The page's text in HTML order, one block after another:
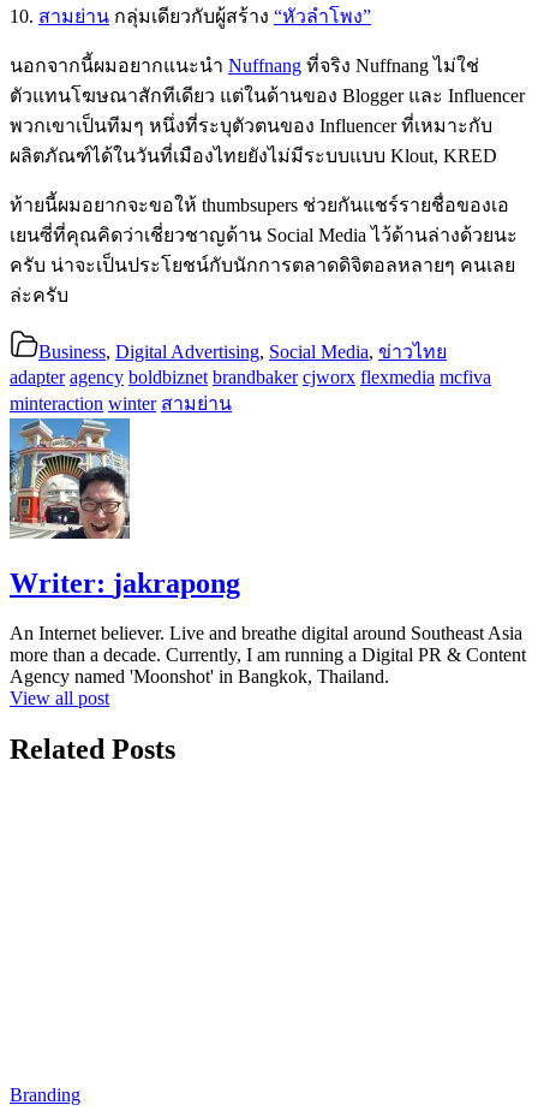
10. สามย่าน กลุ่มเดียวกับผู้สร้าง “หัวลำโพง”
นอกจากนี้ผมอยากแนะนำ Nuffnang ที่จริง Nuffnang ไม่ใช่
ตัวแทนโฆษณาสักทีเดียว แต่ในด้านของ Blogger และ Influencer
พวกเขาเป็นทีมๆ หนึ่งที่ระบุตัวตนของ Influencer ที่เหมาะกับ
ผลิตภัณฑ์ได้ในวันที่เมืองไทยยังไม่มีระบบแบบ Klout, KRED
ท้ายนี้ผมอยากจะขอให้ thumbsupers ช่วยกันแชร์รายชื่อของเอ
เยนซี่ที่คุณคิดว่าเชี่ยวชาญด้าน Social Media ไว้ด้านล่างด้วยนะ
ครับ น่าจะเป็นประโยชน์กับนักการตลาดดิจิตอลหลายๆ คนเลย
ล่ะครับ
Business, Digital Advertising, Social Media, ข่าวไทย
adapter agency boldbiznet brandbaker cjworx flexmedia mcfiva
minteraction winter สามย่าน
Writer: jakrapong
An Internet believer. Live and breathe digital around Southeast Asia
more than a decade. Currently, I am running a Digital PR & Content
Agency named 'Moonshot' in Bangkok, Thailand.
View all post
Related Posts
Branding